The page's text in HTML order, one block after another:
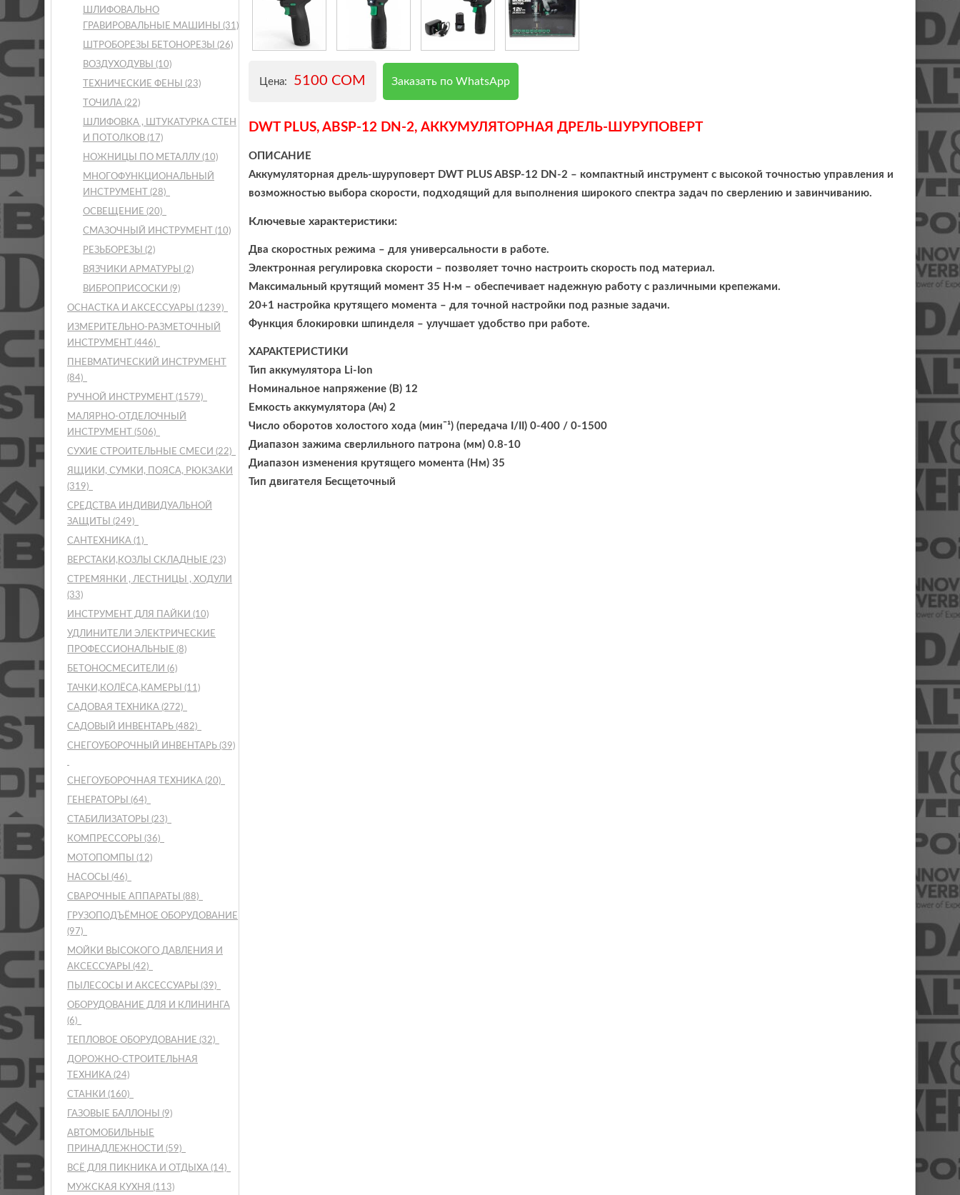
ШЛИФОВАЛЬНО
ГРАВИРОВАЛЬНЫЕ МАШИНЫ (31)
ШТРОБОРЕЗЫ БЕТОНОРЕЗЫ (26)
ВОЗДУХОДУВЫ (10)
ТЕХНИЧЕСКИЕ ФЕНЫ (23)
ТОЧИЛА (22)
ШЛИФОВКА , ШТУКАТУРКА СТЕН
И ПОТОЛКОВ (17)
НОЖНИЦЫ ПО МЕТАЛЛУ (10)
МНОГОФУНКЦИОНАЛЬНЫЙ
ИНСТРУМЕНТ (28)
ОСВЕЩЕНИЕ (20)
СМАЗОЧНЫЙ ИНСТРУМЕНТ (10)
РЕЗЬБОРЕЗЫ (2)
ВЯЗЧИКИ АРМАТУРЫ (2)
ВИБРОПРИСОСКИ (9)
ОСНАСТКА И АКСЕССУАРЫ (1239)
ИЗМЕРИТЕЛЬНО-РАЗМЕТОЧНЫЙ
ИНСТРУМЕНТ (446)
ПНЕВМАТИЧЕСКИЙ ИНСТРУМЕНТ
(84)
РУЧНОЙ ИНСТРУМЕНТ (1579)
МАЛЯРНО-ОТДЕЛОЧНЫЙ
ИНСТРУМЕНТ (506)
СУХИЕ СТРОИТЕЛЬНЫЕ СМЕСИ (22)
ЯЩИКИ, СУМКИ, ПОЯСА, РЮКЗАКИ
(319)
СРЕДСТВА ИНДИВИДУАЛЬНОЙ
ЗАЩИТЫ (249)
САНТЕХНИКА (1)
ВЕРСТАКИ,КОЗЛЫ СКЛАДНЫЕ (23)
СТРЕМЯНКИ , ЛЕСТНИЦЫ , ХОДУЛИ
(33)
ИНСТРУМЕНТ ДЛЯ ПАЙКИ (10)
УДЛИНИТЕЛИ ЭЛЕКТРИЧЕСКИЕ
ПРОФЕССИОНАЛЬНЫЕ (8)
БЕТОНОСМЕСИТЕЛИ (6)
ТАЧКИ,КОЛЁСА,КАМЕРЫ (11)
САДОВАЯ ТЕХНИКА (272)
САДОВЫЙ ИНВЕНТАРЬ (482)
СНЕГОУБОРОЧНЫЙ ИНВЕНТАРЬ (39)
СНЕГОУБОРОЧНАЯ ТЕХНИКА (20)
ГЕНЕРАТОРЫ (64)
СТАБИЛИЗАТОРЫ (23)
КОМПРЕССОРЫ (36)
МОТОПОМПЫ (12)
НАСОСЫ (46)
СВАРОЧНЫЕ АППАРАТЫ (88)
ГРУЗОПОДЪЁМНОЕ ОБОРУДОВАНИЕ
(97)
МОЙКИ ВЫСОКОГО ДАВЛЕНИЯ И
АКСЕССУАРЫ (42)
ПЫЛЕСОСЫ И АКСЕССУАРЫ (39)
ОБОРУДОВАНИЕ ДЛЯ И КЛИНИНГА
(6)
ТЕПЛОВОЕ ОБОРУДОВАНИЕ (32)
ДОРОЖНО-СТРОИТЕЛЬНАЯ
ТЕХНИКА (24)
СТАНКИ (160)
ГАЗОВЫЕ БАЛЛОНЫ (9)
АВТОМОБИЛЬНЫЕ
ПРИНАДЛЕЖНОСТИ (59)
ВСЁ ДЛЯ ПИКНИКА И ОТДЫХА (14)
МУЖСКАЯ КУХНЯ (113)
Цена: 5100 COM Заказать по WhatsApp
DWT PLUS, ABSP-12 DN-2, АККУМУЛЯТОРНАЯ ДРЕЛЬ-ШУРУПОВЕРТ
ОПИСАНИЕ
Аккумуляторная дрель-шуруповерт DWT PLUS ABSP-12 DN-2 – компактный инструмент с высокой точностью управления и
возможностью выбора скорости, подходящий для выполнения широкого спектра задач по сверлению и завинчиванию.
Ключевые характеристики:
Два скоростных режима – для универсальности в работе.
Электронная регулировка скорости – позволяет точно настроить скорость под материал.
Максимальный крутящий момент 35 Н·м – обеспечивает надежную работу с различными крепежами.
20+1 настройка крутящего момента – для точной настройки под разные задачи.
Функция блокировки шпинделя – улучшает удобство при работе.
ХАРАКТЕРИСТИКИ
Тип аккумулятора Li-Ion
Номинальное напряжение (В) 12
Емкость аккумулятора (Ач) 2
Число оборотов холостого хода (минˉ¹) (передача I/II) 0-400 / 0-1500
Диапазон зажима сверлильного патрона (мм) 0.8-10
Диапазон изменения крутящего момента (Нм) 35
Тип двигателя Бесщеточный